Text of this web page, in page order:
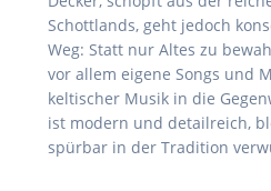
Schottlands, geht jedoch
Weg: Statt nur Altes zu
vor allem eigene Songs und
keltischer Musik in die
ist modern und detailreich,
spürbar in der Tradition